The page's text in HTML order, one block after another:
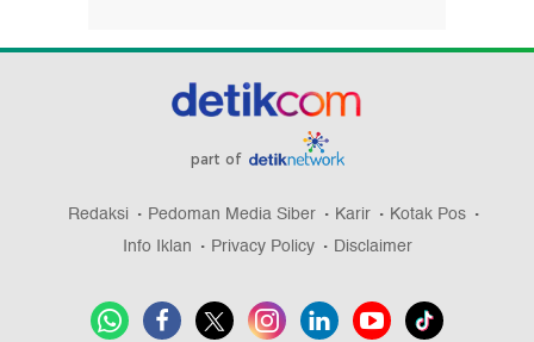
part of
Redaksi Pedoman Media Siber Karir
Kotak Pos
Info Iklan
Privacy Policy Disclaimer